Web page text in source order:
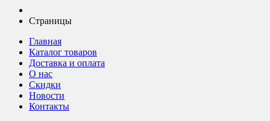
Страницы
Главная
Каталог товаров
Доставка и оплата
О нас
Скидки
Новости
Контакты